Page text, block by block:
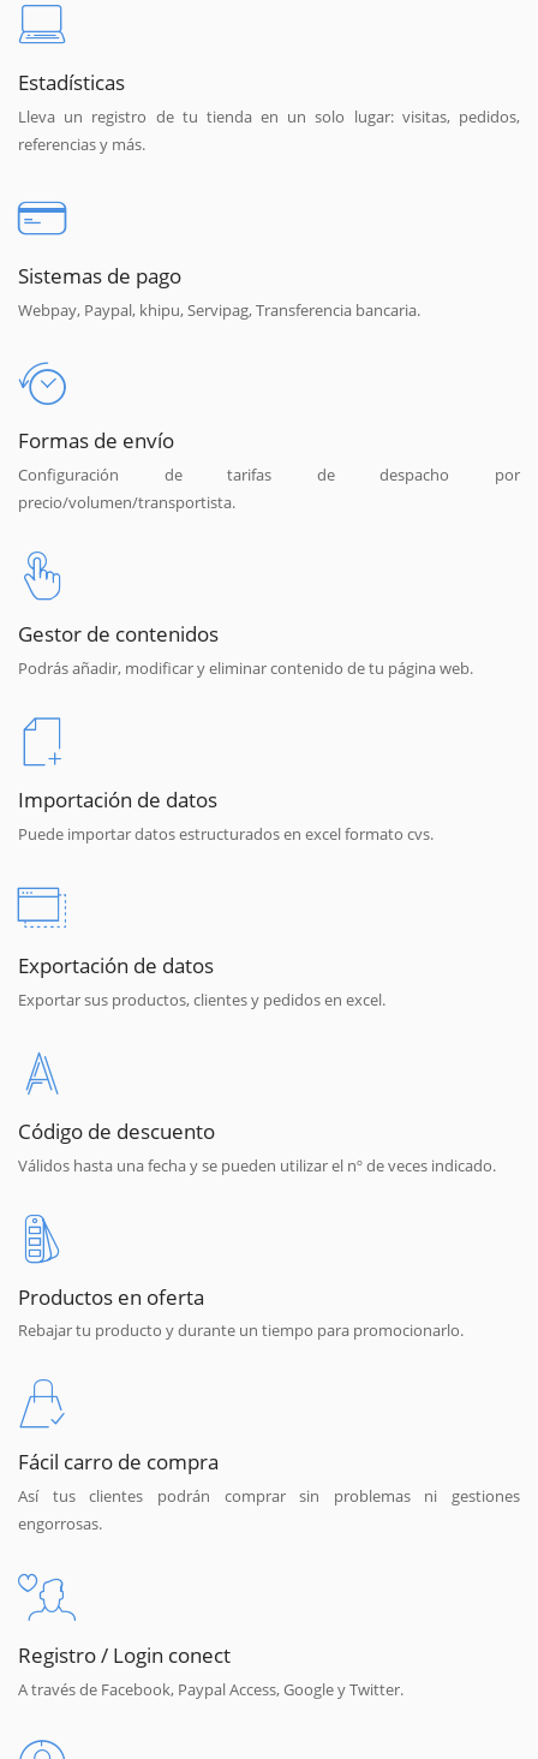
Estadísticas
Lleva un registro de tu tienda en un solo lugar: visitas, pedidos,
referencias y más.
Sistemas de pago
Webpay, Paypal, khipu, Servipag, Transferencia bancaria.
Formas de envío
Configuración de tarifas de despacho por
precio/volumen/transportista.
Gestor de contenidos
Podrás añadir, modificar y eliminar contenido de tu página web.
Importación de datos
Puede importar datos estructurados en excel formato cvs.
Exportación de datos
Exportar sus productos, clientes y pedidos en excel.
Código de descuento
Válidos hasta una fecha y se pueden utilizar el nº de veces indicado.
Productos en oferta
Rebajar tu producto y durante un tiempo para promocionarlo.
Fácil carro de compra
Así tus clientes podrán comprar sin problemas ni gestiones
engorrosas.
Registro / Login conect
A través de Facebook, Paypal Access, Google y Twitter.